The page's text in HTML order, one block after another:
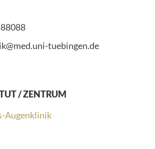
tuebingen.de
/ ZENTRUM
Augenklinik